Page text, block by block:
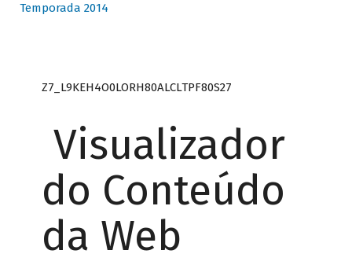
Temporada 2014
Z7_L9KEH4O0LORH80ALCLTPF80S27
Visualizador
do Conteúdo
da Web